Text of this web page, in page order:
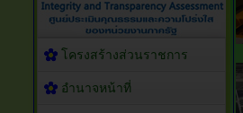
โครงสร้างส่วนราชการ
อำนาจหน้าที่